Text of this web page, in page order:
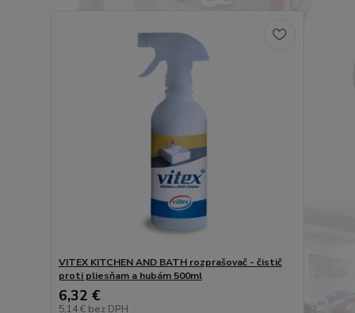
VITEX KITCHEN AND BATH rozprašovač - čistič
proti pliesňam a hubám 500ml
6,32 €
5,14 € bez DPH